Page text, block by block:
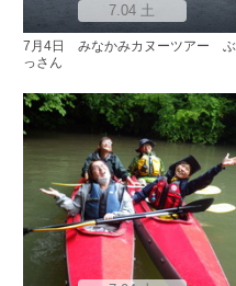
7.04 土
7月4日 みなかみカヌーツアー ぶ
っさん